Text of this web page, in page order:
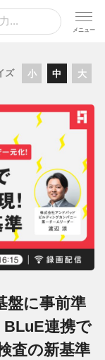
ズ 小 中 大
盤に事前準
BLuE連携で
査の新基準